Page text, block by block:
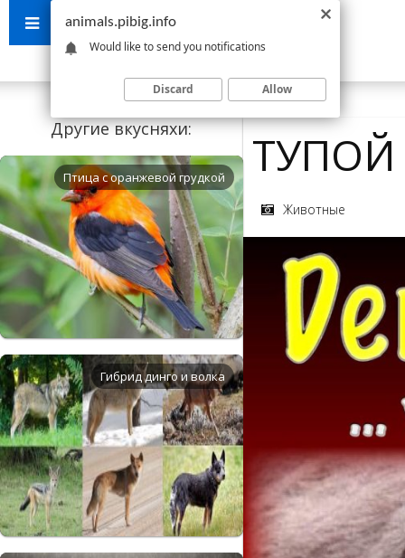
Другие вкусняхи:
Птица с оранжевой грудкой
Гибрид динго и волка
Животные
animals.pibig.info
Would like to send you notifications
Discard Allow